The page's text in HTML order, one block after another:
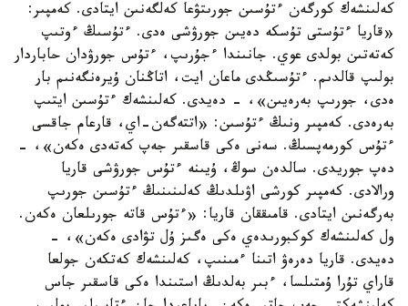
كەلىنشەك كورگەن ءتۇسىن جورىتۋعا كەلگەنىن ايتادى. كەمپىر:
«قاريا ءتۇستى تۇسكە دەيىن جورۋشى ەدى. ءتۇسىڭ ءوتىپ
كەتەتىن بولدى عوي. جانىندا ءجۇرىپ، ءتۇس جورۋدان حاباردار
بولىپ قالدىم. ءتۇسىڭدى ماعان ايت، اتاڭنان ۇيرەنگەنىم بار
ەدى، جورىپ بەرەيىن»، - دەيدى. كەلىنشەك ءتۇسىن ايتىپ
بەرەدى. كەمپىر ونىڭ ءتۇسىن: «اتتەگەن-اي، قارعام جاقسى
ءتۇس كورمەپسىڭ. سەنى ەكى قاسقىر جەپ كەتەدى ەكەن»، -
دەپ جوريدى. سالدەن سوڭ، ۇيىنە ءتۇس جورۋشى قاريا
ورالادى. كەمپىر كورشى اۋىلدىڭ كەلىنىنىڭ ءتۇسىن جورىپ
بەرگەنىن ايتادى. قامىققان قاريا: «ءتۇس قاتە جورىلعان ەكەن.
ول كەلىنشەك كوكبورىدەي ەكى ەگىز ۇل تۋادى ەكەن»، -
دەيدى. قاريا دەرەۋ اتىنا ءمىنىپ، كەلىنشەك كەتكەن جولعا
قاراي تۇرا ۇمتىلسا، ءبىر بەلدىڭ استىندا ەكى قاسقىر جاس